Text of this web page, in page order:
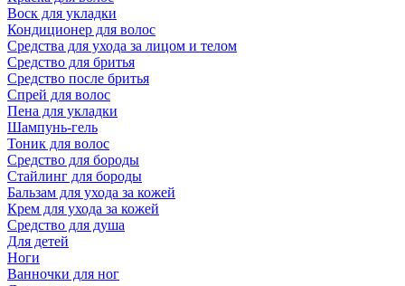
Воск для укладки
Кондиционер для волос
Средства для ухода за лицом и телом
Средство для бритья
Средство после бритья
Спрей для волос
Пена для укладки
Шампунь-гель
Тоник для волос
Средство для бороды
Стайлинг для бороды
Бальзам для ухода за кожей
Крем для ухода за кожей
Средство для душа
Для детей
Ноги
Ванночки для ног